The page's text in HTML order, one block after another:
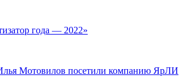
года — 2022»
Мотовилов посетили компанию ЯрЛИ